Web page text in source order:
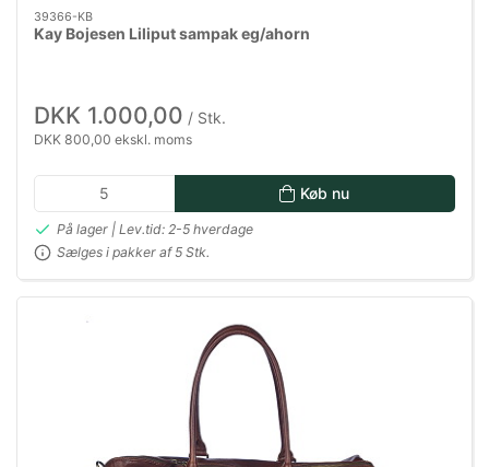
39366-KB
Kay Bojesen Liliput sampak eg/ahorn
DKK 1.000,00 / Stk.
DKK 800,00 ekskl. moms
Køb nu
På lager | Lev.tid: 2-5 hverdage
Sælges i pakker af 5 Stk.